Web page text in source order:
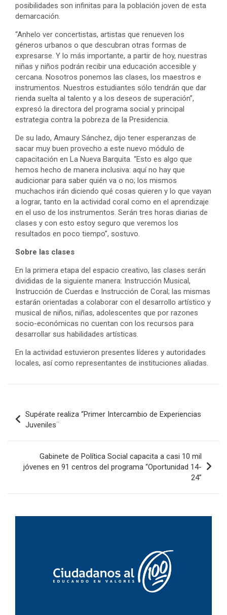
posibilidades son infinitas para la población joven de esta
demarcación.
“Anhelo ver concertistas, artistas que renueven los
géneros urbanos o que descubran otras formas de
expresarse. Y lo más importante, a partir de hoy, nuestras
niñas y niños podrán recibir una educación accesible y
cercana. Nosotros ponemos las clases, los maestros e
instrumentos. Nuestros estudiantes sólo tendrán que dar
rienda suelta al talento y a los deseos de superación”,
expresó la directora del programa social y principal
estrategia contra la pobreza de la Presidencia.
De su lado, Amaury Sánchez, dijo tener esperanzas de
sacar muy buen provecho a este nuevo módulo de
capacitación en La Nueva Barquita. “Esto es algo que
hemos hecho de manera inclusiva: aquí no hay que
audicionar para saber quién va o no; los mismos
muchachos irán diciendo qué cosas quieren y lo que vayan
a lograr, tanto en la actividad coral como en el aprendizaje
en el uso de los instrumentos. Serán tres horas diarias de
clases y con esto estoy seguro que veremos los
resultados en poco tiempo”, sostuvo.
Sobre las clases
En la primera etapa del espacio creativo, las clases serán
divididas de la siguiente manera: Instrucción Musical,
Instrucción de Cuerdas e Instrucción de Coral; las mismas
estarán orientadas a colaborar con el desarrollo artístico y
musical de niños, niñas, adolescentes que por razones
socio-económicas no cuentan con los recursos para
desarrollar sus habilidades artísticas.
En la actividad estuvieron presentes líderes y autoridades
locales, así como representantes de instituciones aliadas.
de
entradas
Supérate realiza “Primer Intercambio de Experiencias
Juveniles¨
Gabinete de Política Social capacita a casi 10 mil
jóvenes en 91 centros del programa “Oportunidad 14-
24”